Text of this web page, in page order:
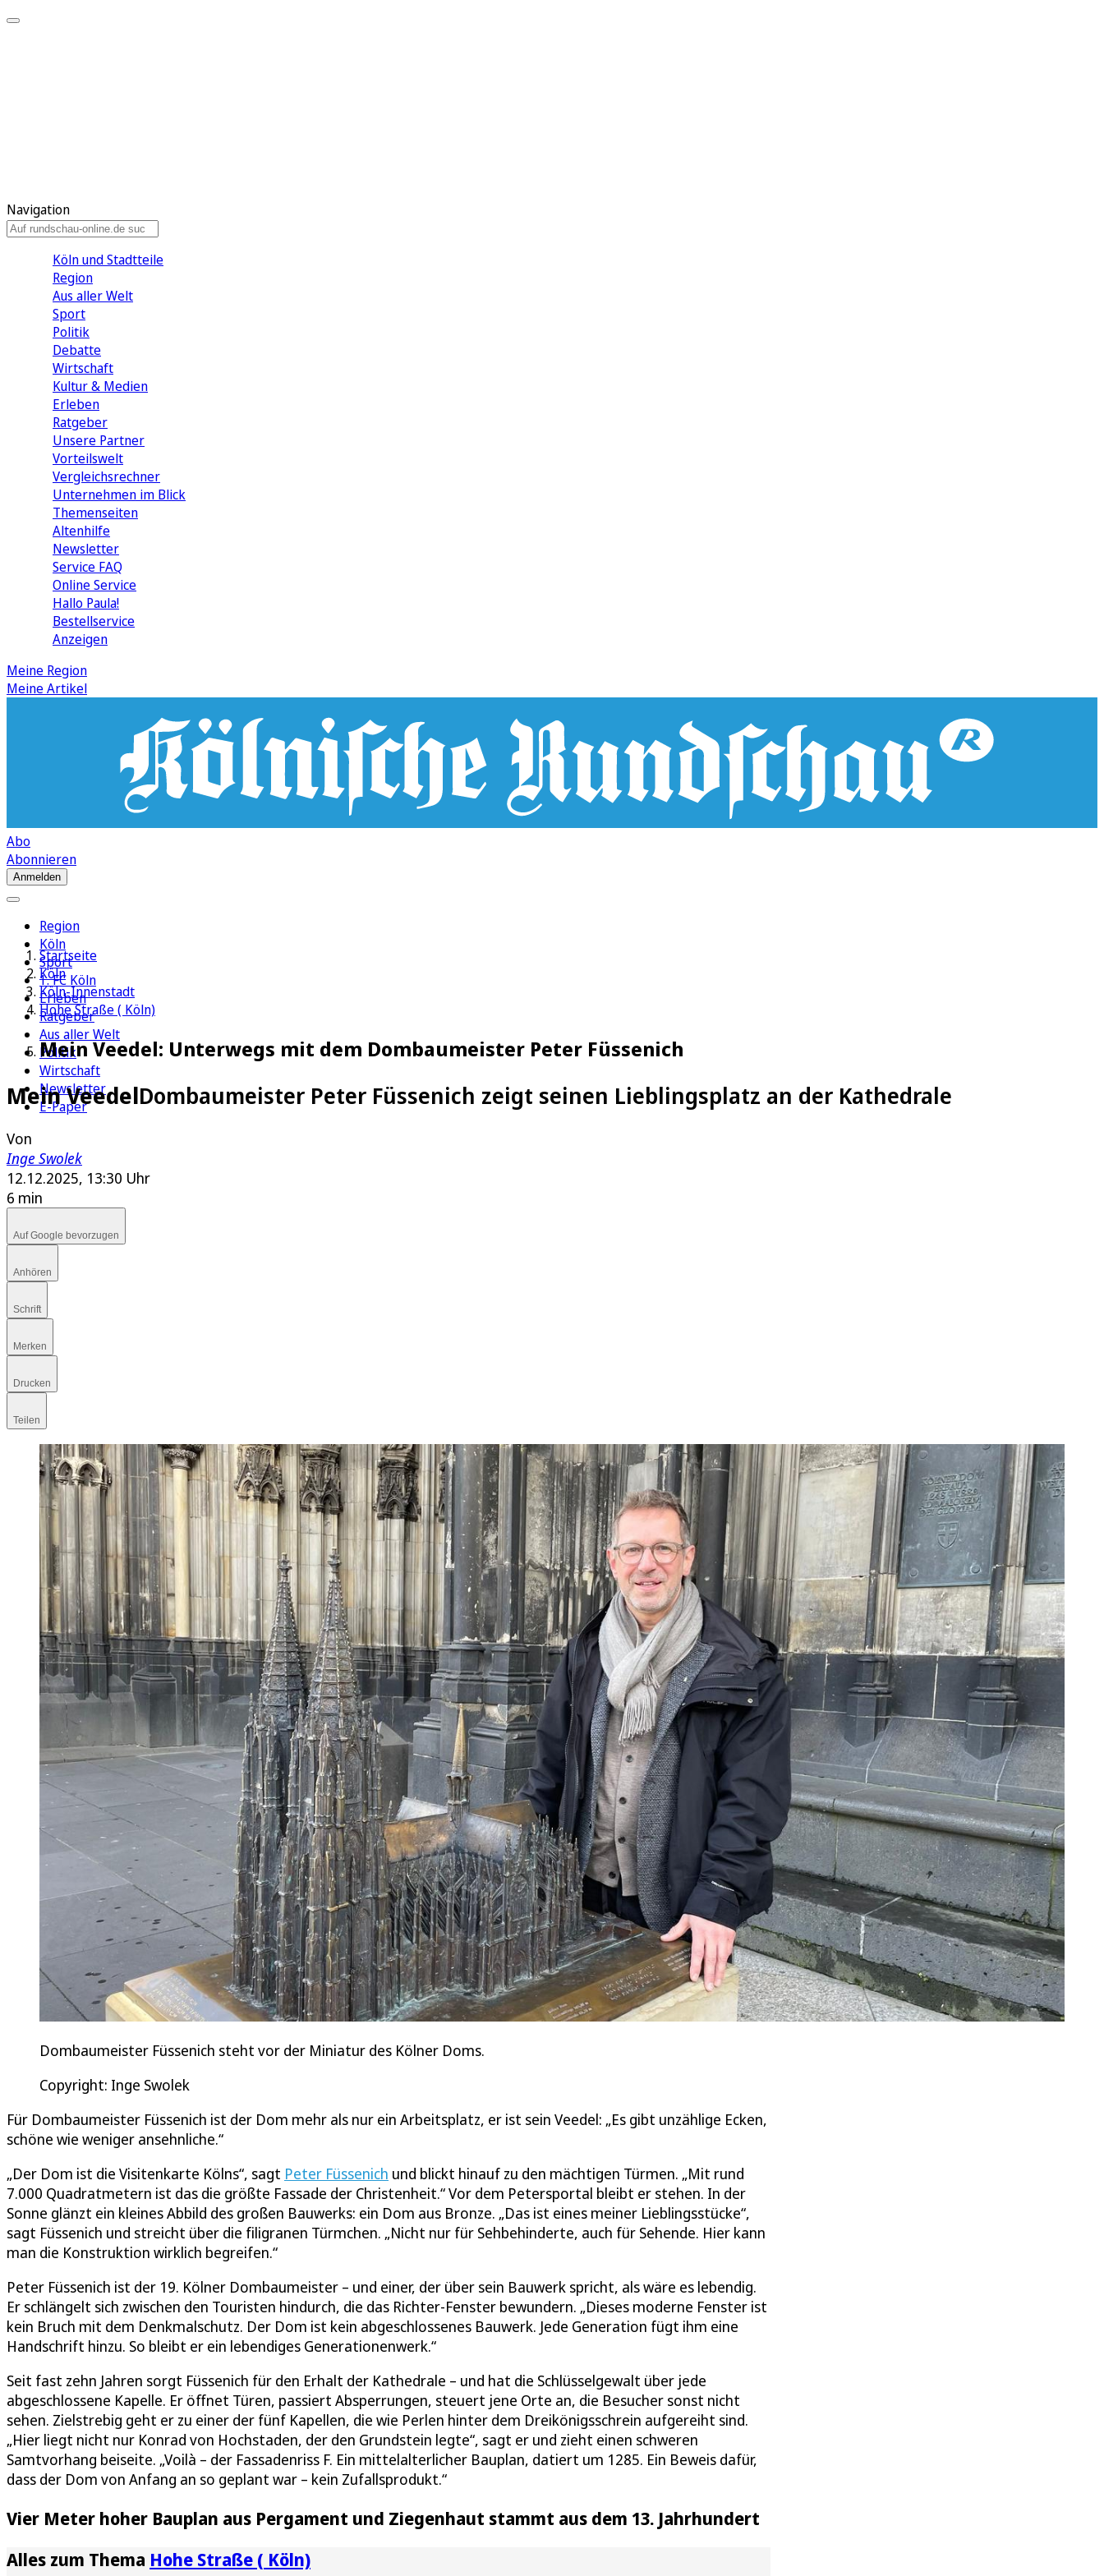
Navigation
Köln und Stadtteile
Region
Aus aller Welt
Sport
Politik
Debatte
Wirtschaft
Kultur & Medien
Erleben
Ratgeber
Unsere Partner
Vorteilswelt
Vergleichsrechner
Unternehmen im Blick
Themenseiten
Altenhilfe
Newsletter
Service FAQ
Online Service
Hallo Paula!
Bestellservice
Anzeigen
Meine Region
Meine Artikel
Abo
Abonnieren
Anmelden
Region
Köln
Sport
1. FC Köln
Erleben
Ratgeber
Aus aller Welt
Politik
Wirtschaft
Newsletter
E-Paper
Startseite
Köln
Köln-Innenstadt
Hohe Straße ( Köln)
Mein Veedel: Unterwegs mit dem Dombaumeister Peter Füssenich
Mein VeedelDombaumeister Peter Füssenich zeigt seinen Lieblingsplatz an der Kathedrale
Von
Inge Swolek
12.12.2025, 13:30 Uhr
6 min
Auf Google bevorzugen
Anhören
Schrift
Merken
Drucken
Teilen
Dombaumeister Füssenich steht vor der Miniatur des Kölner Doms.
Copyright: Inge Swolek
Für Dombaumeister Füssenich ist der Dom mehr als nur ein Arbeitsplatz, er ist sein Veedel: „Es gibt unzählige Ecken,
schöne wie weniger ansehnliche.“
„Der Dom ist die Visitenkarte Kölns“, sagt Peter Füssenich und blickt hinauf zu den mächtigen Türmen. „Mit rund
7.000 Quadratmetern ist das die größte Fassade der Christenheit.“ Vor dem Petersportal bleibt er stehen. In der
Sonne glänzt ein kleines Abbild des großen Bauwerks: ein Dom aus Bronze. „Das ist eines meiner Lieblingsstücke“,
sagt Füssenich und streicht über die filigranen Türmchen. „Nicht nur für Sehbehinderte, auch für Sehende. Hier kann
man die Konstruktion wirklich begreifen.“
Peter Füssenich ist der 19. Kölner Dombaumeister – und einer, der über sein Bauwerk spricht, als wäre es lebendig.
Er schlängelt sich zwischen den Touristen hindurch, die das Richter-Fenster bewundern. „Dieses moderne Fenster ist
kein Bruch mit dem Denkmalschutz. Der Dom ist kein abgeschlossenes Bauwerk. Jede Generation fügt ihm eine
Handschrift hinzu. So bleibt er ein lebendiges Generationenwerk.“
Seit fast zehn Jahren sorgt Füssenich für den Erhalt der Kathedrale – und hat die Schlüsselgewalt über jede
abgeschlossene Kapelle. Er öffnet Türen, passiert Absperrungen, steuert jene Orte an, die Besucher sonst nicht
sehen. Zielstrebig geht er zu einer der fünf Kapellen, die wie Perlen hinter dem Dreikönigsschrein aufgereiht sind.
„Hier liegt nicht nur Konrad von Hochstaden, der den Grundstein legte“, sagt er und zieht einen schweren
Samtvorhang beiseite. „Voilà – der Fassadenriss F. Ein mittelalterlicher Bauplan, datiert um 1285. Ein Beweis dafür,
dass der Dom von Anfang an so geplant war – kein Zufallsprodukt.“
Vier Meter hoher Bauplan aus Pergament und Ziegenhaut stammt aus dem 13. Jahrhundert
Alles zum Thema Hohe Straße ( Köln)